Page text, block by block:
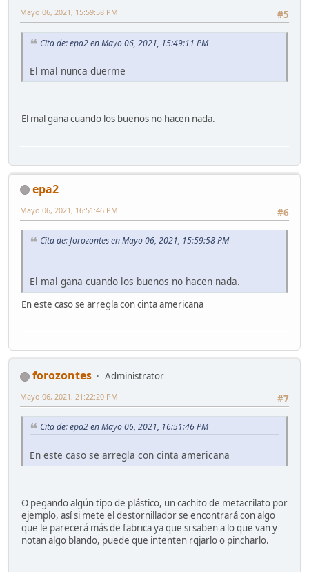
#5
Mayo 06, 2021, 15:59:58 PM
Cita de: epa2 en Mayo 06, 2021, 15:49:11 PM
El mal nunca duerme
El mal gana cuando los buenos no hacen nada.
epa2
#6
Mayo 06, 2021, 16:51:46 PM
Cita de: forozontes en Mayo 06, 2021, 15:59:58 PM
El mal gana cuando los buenos no hacen nada.
En este caso se arregla con cinta americana
forozontes
Administrator
#7
Mayo 06, 2021, 21:22:20 PM
Cita de: epa2 en Mayo 06, 2021, 16:51:46 PM
En este caso se arregla con cinta americana
O pegando algún tipo de plástico, un cachito de metacrilato por
ejemplo, así si mete el destornillador se encontrará con algo
que le parecerá más de fabrica ya que si saben a lo que van y
notan algo blando, puede que intenten rqjarlo o pincharlo.